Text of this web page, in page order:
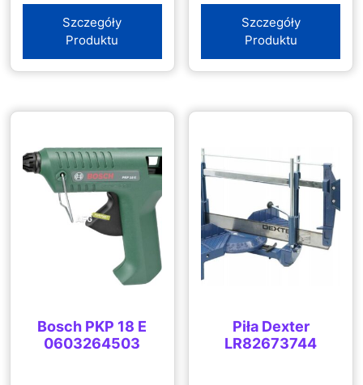
Szczegóły
Produktu
Szczegóły
Produktu
Bosch PKP 18 E
0603264503
Piła Dexter
LR82673744